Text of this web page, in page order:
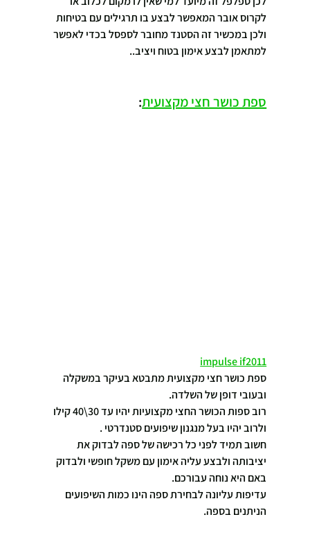
לקרוס אובר המאפשר לבצע בו תרגילים עם בטיחות
ולכן במכשיר זה הסטנד מחובר לספסל בכדי לאפשר
למתאמן לבצע אימון בטוח ויציב..
ספת כושר חצי מקצועית:
impulse if2011
ספת כושר חצי מקצועית מתבטא בעיקר במשקלה
ובעובי דופן של השלדה.
רוב ספות הכושר החצי מקצועיות יהיו עד 30\40 קילו
ולרוב יהיו בעל מנגנון שיפועים סטנדרטי .
חשוב תמיד לפני כל רכישה של ספה לבדוק את
יציבותה ולבצע עליה אימון עם משקל חופשי ולבדוק
באם היא נוחה עבורכם.
עדיפות עליונה לבחירת ספה הינו כמות השיפועים
הניתנים בספה.